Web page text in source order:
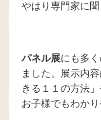
やはり専門家に
パネル展にも多
ました。展示内
きる１１の方法
お子様でもわか